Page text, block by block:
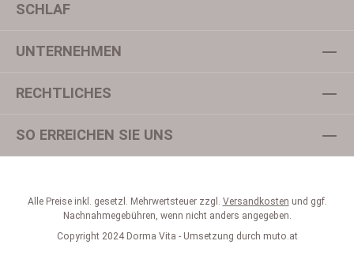
genommen und die
SCHLAF
SO ERREICHEN SIE UNS
UNTERNEHMEN
RECHTLICHES
Alle Preise inkl. gesetzl. Mehrwertsteuer zzgl. Versandkosten und ggf.
Nachnahmegebühren, wenn nicht anders angegeben.
Copyright 2024 Dorma Vita - Umsetzung durch muto.at